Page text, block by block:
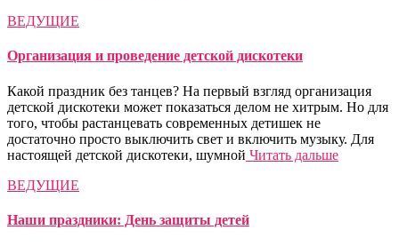
ВЕДУЩИЕ
Организация и проведение детской дискотеки
Какой праздник без танцев? На первый взгляд организация
детской дискотеки может показаться делом не хитрым. Но для
того, чтобы растанцевать современных детишек не
достаточно просто выключить свет и включить музыку. Для
настоящей детской дискотеки, шумной Читать дальше
ВЕДУЩИЕ
Наши праздники: День защиты детей